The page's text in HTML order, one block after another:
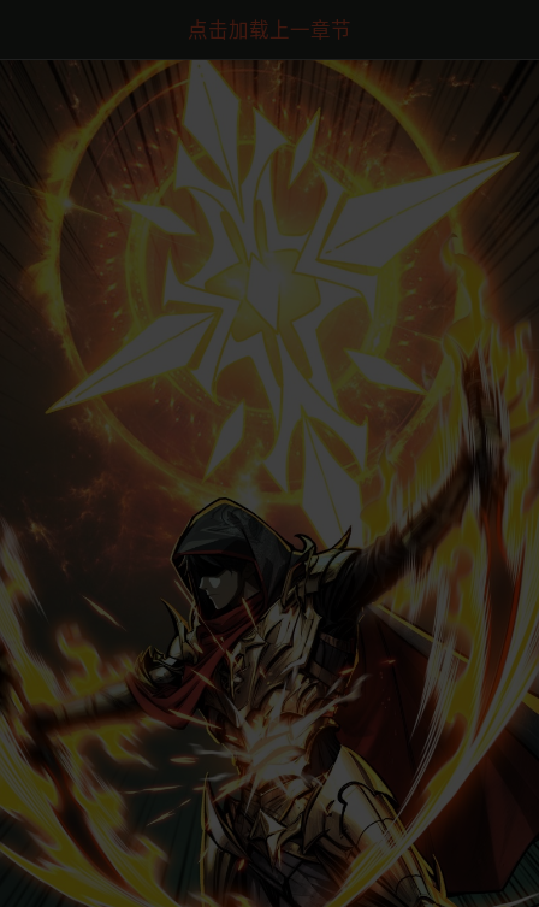
点击加载上一章节